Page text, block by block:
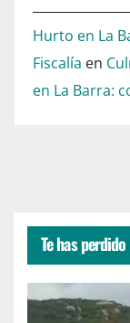
Hurto en La
Fiscalía en
en La Barra:
Te has perdido